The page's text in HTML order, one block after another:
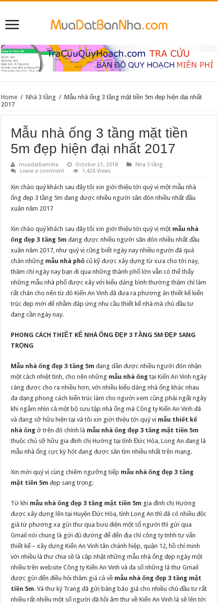
Home / Nhà 3 tầng / Mẫu nhà ống 3 tầng mặt tiền 5m đẹp hiện đại nhất
2017
Mẫu nhà ống 3 tầng mặt tiền
5m đẹp hiện đại nhất 2017
muadatbannha October 21, 2018
Nhà 3 tầng
Leave a comment
1,426 Views
Xin chào quý khách sau đây tôi xin giới thiệu tới quý vị một mẫu nhà
ống đẹp 3 tầng 5m đang được nhiều người săn đón nhiều nhất đầu
xuân năm 2017
Xin chào quý khách sau đây tôi xin giới thiệu tới quý vị một mẫu nhà
ống đẹp 3 tầng 5m đang được nhiều người săn đón nhiều nhất đầu
xuân năm 2017, như quý vị cũng biết ngày nay nhiều người đã quá
chán những mẫu nhà phố cũ kỹ được xây dựng từ xưa cho tới nay,
thậm chí ngày nay bạn đi qua những thành phố lớn vẫn có thể thấy
những mẫu nhà phố được xây với kiểu dáng bình thường thậm chí làm
rất chán cho nên từ đó Kiến An Vinh đã đưa ra phương án thiết kế kiến
trúc đẹp mới để nhằm đáp ứng nhu cầu thiết kế nhà mà chủ đầu tư
đang cần ngày nay.
PHONG CÁCH THIẾT KẾ NHÀ ỐNG ĐẸP 3 TẦNG 5M ĐẸP SANG
TRỌNG
Mẫu nhà ống đẹp 3 tầng 5m đang dần được nhiều người đón nhận
một cách nhiệt tình, cho nên những mẫu nhà ống tại Kiến An Vinh ngày
càng được cho ra nhiều hơn, với nhiều kiểu dáng nhà ống khác nhau
đa dạng phong cách kiến trúc làm cho người xem cũng phải ngất ngây
khi ngắm nhìn cả một bộ sưu tập nhà ống mà Công ty Kiến An Vinh đã
và đang sỡ hữu hiện tại và tôi xin giới thiệu tới quý vị mẫu thiết kế
nhà ống ở trên đó chính là mẫu nhà ống đẹp 3 tầng mặt tiền 5m
thuộc chủ sỡ hữu gia đình chị Hường tại tỉnh Đức Hòa, Long An đang là
mẫu nhà ống cực kỳ hót đang được săn tìm nhiều nhất trên mạng.
Xin mời quý vị cùng chiêm ngưỡng tiếp mẫu nhà ống đẹp 3 tầng
mặt tiền 5m đẹp sang trọng:
Từ khi mẫu nhà ống đẹp 3 tầng mặt tiền 5m gia đình chị Hường
được xây dựng lên tại Huyện Đức Hòa, tỉnh Long An thì đã có nhiều độc
giả từ phương xa gửi thư qua bưu điện một số người thì gửi qua
Gmail nói chung là gửi đủ đường để đến địa chỉ công ty tnhh tư vấn
thiết kế – xây dựng Kiến An Vinh tân chánh hiệp, quận 12, hồ chí minh
với nhiều là thư chia sẽ là cập nhật những mẫu nhà ống đẹp ngày một
nhiều trên website Công ty Kiến An Vinh và đa số những lá thư Gmail
được gửi đến điều hỏi thăm giá cả về mẫu nhà ống đẹp 3 tầng mặt
tiền 5m. Và thư ký Trang đã gửi bảng báo giá cho nhiều chủ đầu tư rất
nhiều rất nhiều một số người đã hồi âm thư về Kiến An Vinh là sẽ lên tới